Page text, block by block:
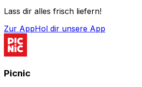
Lass dir alles frisch liefern!
Zur AppHol dir unsere App
Picnic